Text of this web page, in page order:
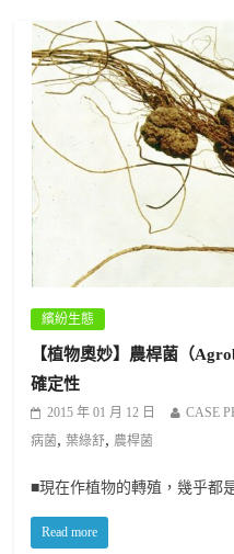
繽紛生態
【植物奧妙】農桿菌（
確定性
2015 年 01 月 12 日 CASE
病菌,葉綠舒, 農桿菌
■現在作植物的轉殖，幾乎都
Read more